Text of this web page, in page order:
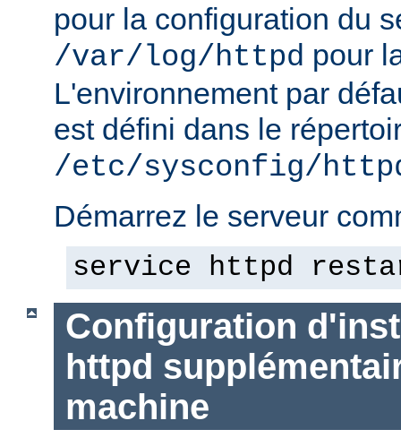
pour la configuration du
/var/log/httpd pour
L'environnement par
est défini dans le
/etc/sysconfig/
Démarrez le serveur
service httpd
Configuration
httpd
machine